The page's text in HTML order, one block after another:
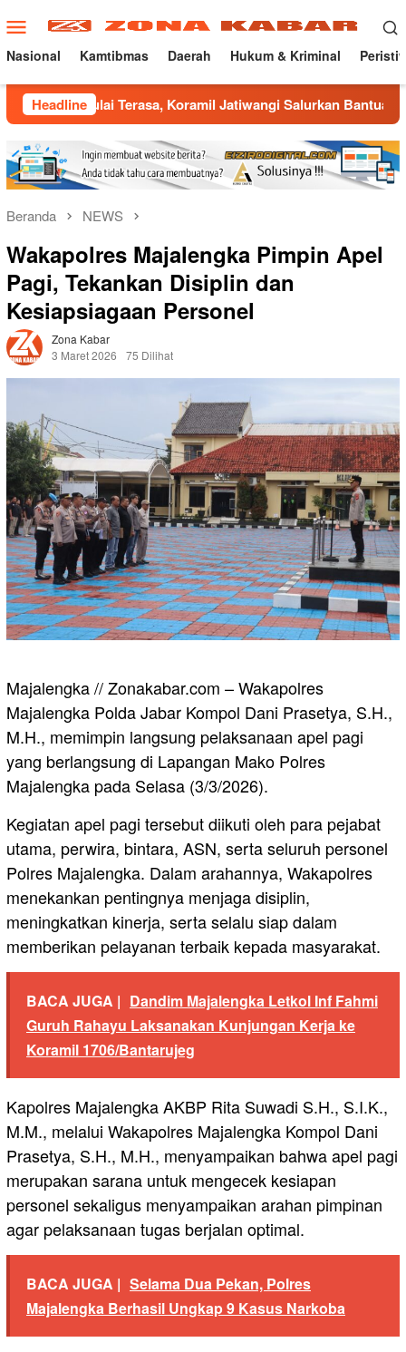
ke
konten
Menu
Mobile
Nasional Kamtibmas Daerah Hukum & Kriminal
Headline
Mulai Terasa, Koramil Jatiwangi Salurkan Bantuan Air Bersih
Beranda NEWS
Wakapolres Majalengka Pimpin Apel
Pagi, Tekankan Disiplin dan
Kesiapsiagaan Personel
Zona Kabar
3 Maret 2026
75 Dilihat
Majalengka // Zonakabar.com – Wakapolres
Majalengka Polda Jabar Kompol Dani Prasetya, S.H.,
M.H., memimpin langsung pelaksanaan apel pagi
yang berlangsung di Lapangan Mako Polres
Majalengka pada Selasa (3/3/2026).
Kegiatan apel pagi tersebut diikuti oleh para pejabat
utama, perwira, bintara, ASN, serta seluruh personel
Polres Majalengka. Dalam arahannya, Wakapolres
menekankan pentingnya menjaga disiplin,
meningkatkan kinerja, serta selalu siap dalam
memberikan pelayanan terbaik kepada masyarakat.
BACA JUGA | Dandim Majalengka Letkol Inf Fahmi
Guruh Rahayu Laksanakan Kunjungan Kerja ke
Koramil 1706/Bantarujeg
Kapolres Majalengka AKBP Rita Suwadi S.H., S.I.K.,
M.M., melalui Wakapolres Majalengka Kompol Dani
Prasetya, S.H., M.H., menyampaikan bahwa apel pagi
merupakan sarana untuk mengecek kesiapan
personel sekaligus menyampaikan arahan pimpinan
agar pelaksanaan tugas berjalan optimal.
BACA JUGA | Selama Dua Pekan, Polres
Majalengka Berhasil Ungkap 9 Kasus Narkoba